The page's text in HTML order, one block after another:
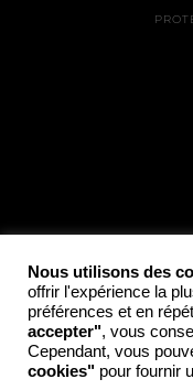
Nous utilisons des
offrir l'expérience la
préférences et en
accepter", vous
Cependant, vous
cookies" pour fournir